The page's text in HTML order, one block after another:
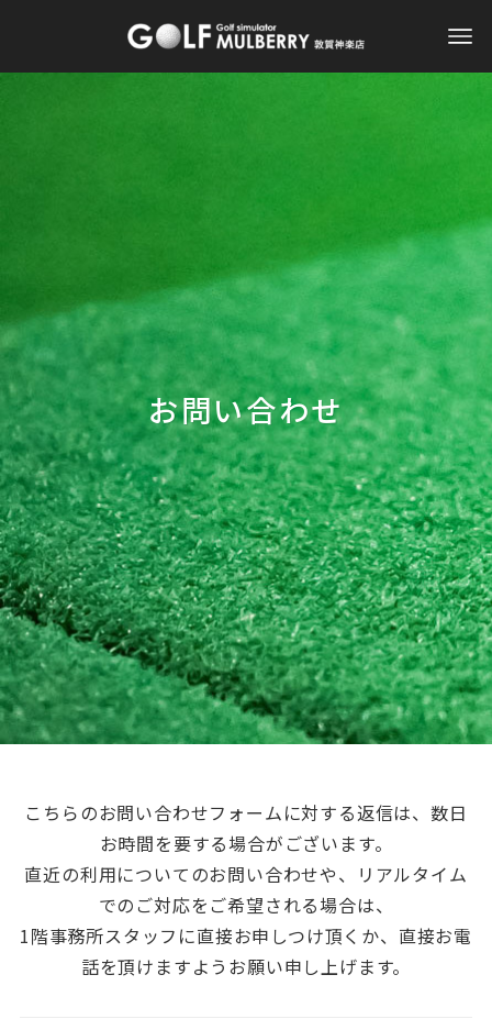
お問い合わせ
こちらのお問い合わせフォームに対する返信は、数日
お時間を要する場合がございます。
直近の利用についてのお問い合わせや、リアルタイム
でのご対応をご希望される場合は、
1階事務所スタッフに直接お申しつけ頂くか、直接お電
話を頂けますようお願い申し上げます。